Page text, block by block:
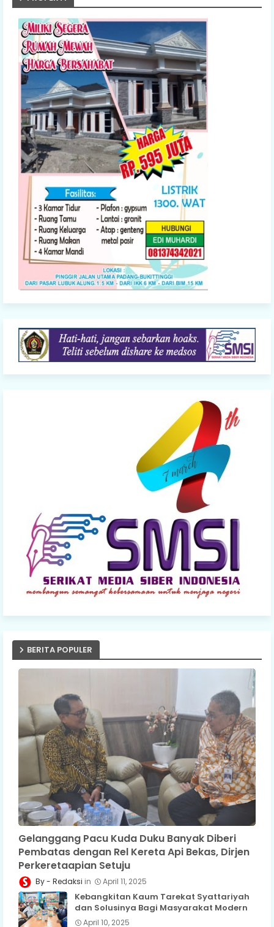
BERITA POPULER
Gelanggang Pacu Kuda Duku Banyak Diberi
Pembatas dengan Rel Kereta Api Bekas, Dirjen
Perkeretaapian Setuju
Redaksi April 11, 2025
Kebangkitan Kaum Tarekat Syattariyah
dan Solusinya Bagi Masyarakat Modern
April 10, 2025